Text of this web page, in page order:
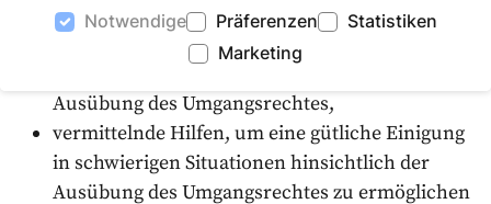
Notwendige Präferenzen
Statistiken
Marketing
Beratung der Umgangsberechtigten
Ausübung des Umgangsrechtes,
vermittelnde Hilfen, um eine gütliche Einigung
in schwierigen Situationen hinsichtlich der
Ausübung des Umgangsrechtes zu ermöglichen